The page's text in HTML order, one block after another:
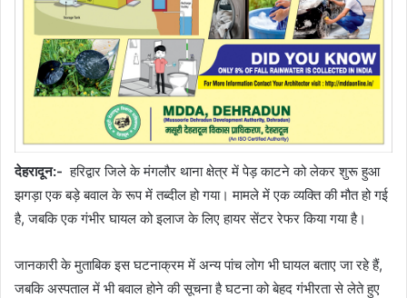
देहरादून:- हरिद्वार जिले के मंगलौर थाना क्षेत्र में पेड़ काटने को लेकर शुरू हुआ
झगड़ा एक बड़े बवाल के रूप में तब्दील हो गया। मामले में एक व्यक्ति की मौत हो गई
है, जबकि एक गंभीर घायल को इलाज के लिए हायर सेंटर रेफर किया गया है।
जानकारी के मुताबिक इस घटनाक्रम में अन्य पांच लोग भी घायल बताए जा रहे हैं,
जबकि अस्पताल में भी बवाल होने की सूचना है घटना को बेहद गंभीरता से लेते हुए